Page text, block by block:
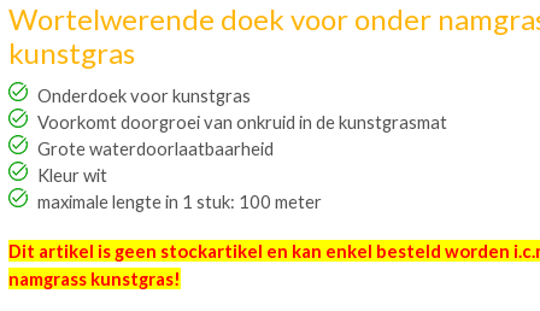
Wortelwerende doek voor onder
kunstgras
Onderdoek voor kunstgras
Voorkomt doorgroei van onkruid in de kunstgrasmat
Grote waterdoorlaatbaarheid
Kleur wit
maximale lengte in 1 stuk: 100 meter
Dit artikel is geen stockartikel en kan enkel besteld worden
namgrass kunstgras!